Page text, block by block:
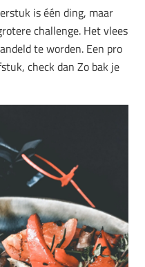
is één ding, maar
challenge. Het vlees
te worden. Een pro
check dan Zo bak je